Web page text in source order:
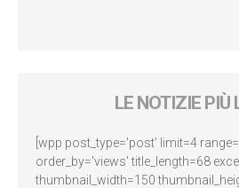
LE NOTIZIE PIÙ
[wpp post_type='post' limit=4
order_by='views' title_length=68
thumbnail_width=150